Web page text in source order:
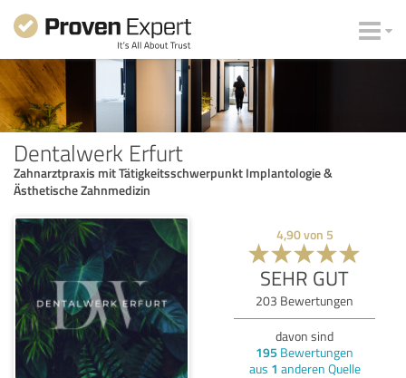
Dentalwerk Erfurt
Zahnarztpraxis mit Tätigkeitsschwerpunkt Implantologie &
Ästhetische Zahnmedizin
4,90von 5
SEHR GUT
203 Bewertungen
davon sind
195 Bewertungen
aus 1 anderen Quelle